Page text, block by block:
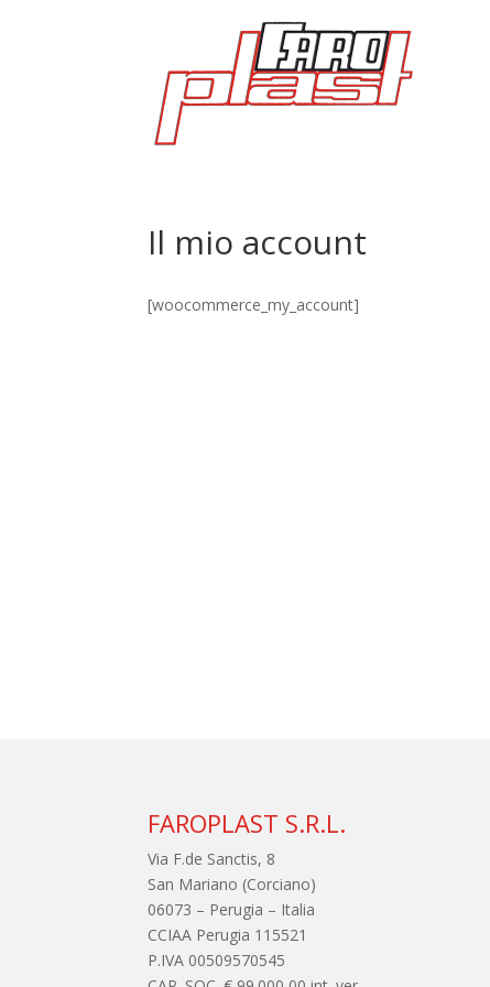
Il mio account
[woocommerce_my_account]
FAROPLAST S.R.L.
Via F.de Sanctis, 8
San Mariano (Corciano)
06073 – Perugia – Italia
CCIAA Perugia 115521
P.IVA 00509570545